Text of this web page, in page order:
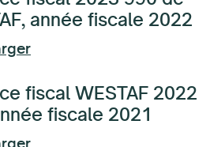
année fiscale 2022
fiscal WESTAF 2022
fiscale 2021